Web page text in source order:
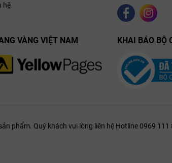
hệ
VÀNG VIỆT NAM KHAI BÁO BỘ
phẩm. Quý khách vui lòng liên hệ Hotline 0969